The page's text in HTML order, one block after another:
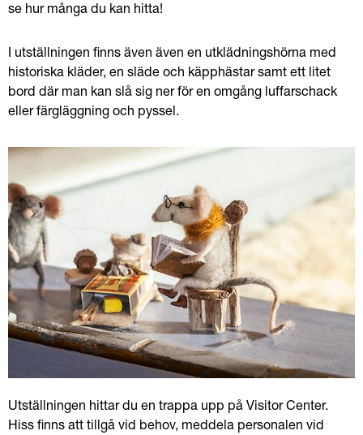
se hur många du kan hitta!
I utställningen finns även även en utklädningshörna med
historiska kläder, en släde och käpphästar samt ett litet
bord där man kan slå sig ner för en omgång luffarschack
eller färgläggning och pyssel.
Utställningen hittar du en trappa upp på Visitor Center.
Hiss finns att tillgå vid behov, meddela personalen vid